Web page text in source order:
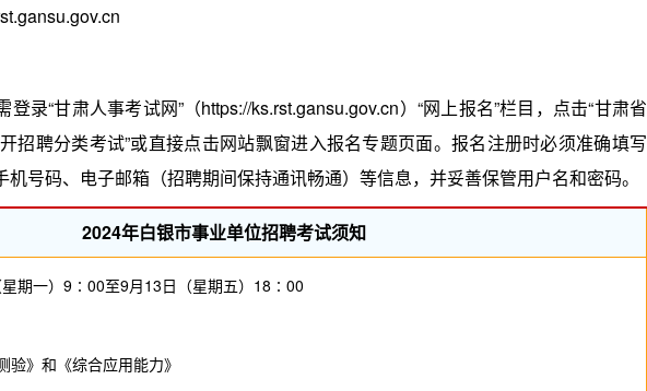
“甘肃人事考试网”（https://ks.rst.gansu.gov.cn）“网上报名”栏目，点击“甘肃省
招聘分类考试”或直接点击网站飘窗进入报名专题页面。报名注册时必须准确填写
号码、电子邮箱（招聘期间保持通讯畅通）等信息，并妥善保管用户名和密码。
2024年白银市事业单位招聘考试须知
期一）9∶00至9月13日（星期五）18∶00
验》和《综合应用能力》